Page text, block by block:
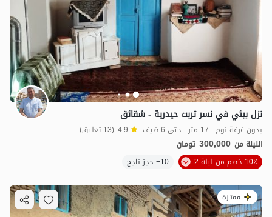
300,000ت 4.4
نزل بيئي في نسر تربت حيدرية - شقائق
بدون غرفة نوم . 17 متر . حتى 6 ضيف 4.9 (13 تعليق)
الليلة من 300,000 تومان
10٪ خصم من ليلة 2
10+ حجز ناجح
ممتازة